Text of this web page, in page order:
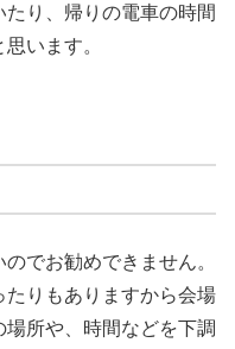
り、帰りの電車の時間
います。
でお勧めできません。
りもありますから会場
所や、時間などを下調